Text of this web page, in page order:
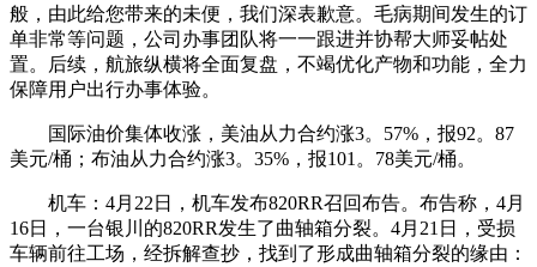
般，由此给您带来的未便，我们深表歉意。毛病期间发生的订
单非常等问题，公司办事团队将一一跟进并协帮大师妥帖处
置。后续，航旅纵横将全面复盘，不竭优化产物和功能，全力
保障用户出行办事体验。
国际油价集体收涨，美油从力合约涨3。57%，报92。87
美元/桶；布油从力合约涨3。35%，报101。78美元/桶。
机车：4月22日，机车发布820RR召回布告。布告称，4月
16日，一台银川的820RR发生了曲轴箱分裂。4月21日，受损
车辆前往工场，经拆解查抄，找到了形成曲轴箱分裂的缘由：